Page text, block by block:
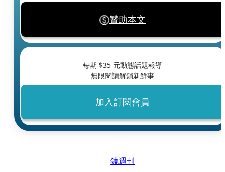
贊助本文
每期 $35 元動態話題報導
無限閱讀解鎖新鮮事
加入訂閱會員
鏡週刊